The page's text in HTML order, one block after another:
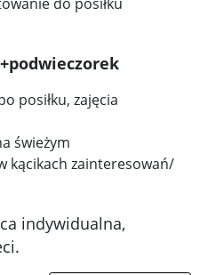
+podwieczorek
posiłku, zajęcia
świeżym
kącikach zainteresowań/
indywidualna,